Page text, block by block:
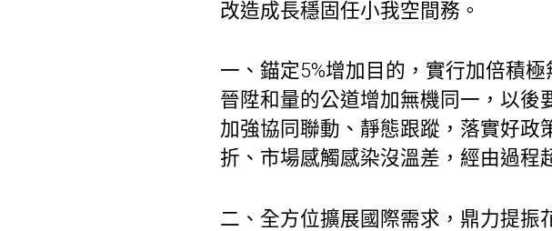
改造成長穩固任小我空間務。
一、錨定5%增加目的，實行加倍積
晉陞和量的公道增加無機同一，以後
加強協同聯動、靜態跟蹤，落實好政
折、市場感觸感染沒溫差，經由過程
二、全方位擴展國際需求，鼎力提振